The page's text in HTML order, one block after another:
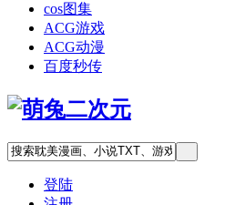
cos图集
ACG游戏
ACG动漫
百度秒传
登陆